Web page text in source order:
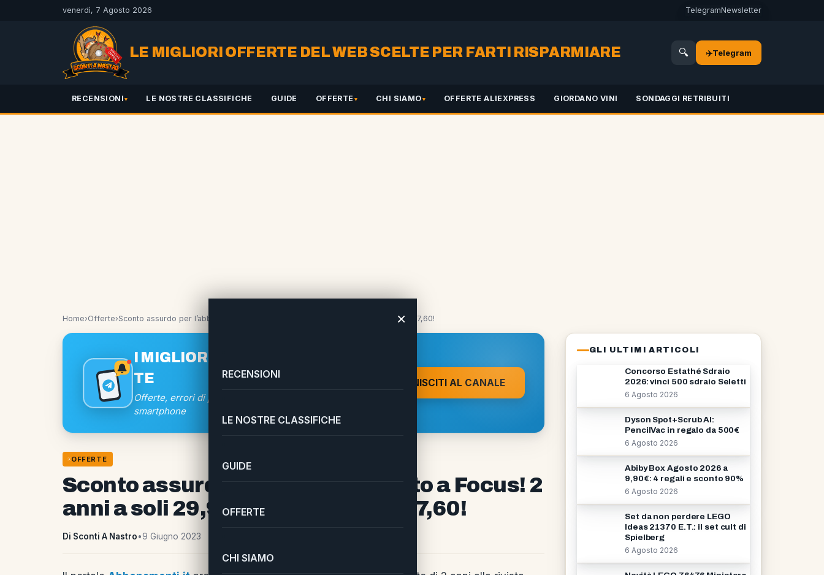
venerdì, 7 Agosto 2026 TelegramNewsletter
LE MIGLIORI OFFERTE DEL WEB SCELTE PER FARTI RISPARMIARE 🔍 ✈️Telegram
RECENSIONI LE NOSTRE CLASSIFICHE GUIDE OFFERTE CHI SIAMO OFFERTE ALIEXPRESS GIORDANO VINI SONDAGGI RETRIBUITI
×
RECENSIONI
LE NOSTRE CLASSIFICHE
GUIDE
OFFERTE
CHI SIAMO
Home›Offerte›Sconto assurdo per l’abbonamento a Focus! 2 anni a soli 29,99 euro invece di 117,60!
I MIGLIORI SCONTI A UN CLIC DA
TE
Offerte, errori di prezzo e coupon direttamente sul tuo
smartphone
UNISCITI AL CANALE
OFFERTE
Sconto assurdo per l’abbonamento a Focus! 2
anni a soli 29,99 euro invece di 117,60!
Di Sconti A Nastro•9 Giugno 2023
GLI ULTIMI ARTICOLI
Concorso Estathé Sdraio
2026: vinci 500 sdraio Seletti
6 Agosto 2026
Dyson Spot+Scrub AI:
PencilVac in regalo da 500€
6 Agosto 2026
Abiby Box Agosto 2026 a
9,90€: 4 regali e sconto 90%
6 Agosto 2026
Set da non perdere LEGO
Ideas 21370 E.T.: il set cult di
Spielberg
6 Agosto 2026